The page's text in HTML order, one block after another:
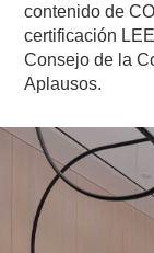
contenido de
certificación
Consejo de la
Aplausos.